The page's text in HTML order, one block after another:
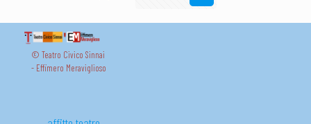
© Teatro Civico Sinnai
- Effimero Meraviglioso